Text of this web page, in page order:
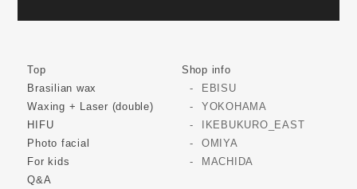
Top
Brasilian wax
Waxing + Laser (double)
HIFU
Photo facial
For kids
Q&A
Shop info
EBISU
YOKOHAMA
IKEBUKURO_EAST
OMIYA
MACHIDA